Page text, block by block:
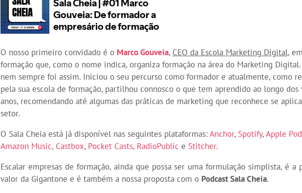
O nosso primeiro convidado é o Marco Gouveia, CEO da Escola Marketing Digital,
formação que, como o nome indica, organiza formação na área do Marketing Digital.
nem sempre foi assim. Iniciou o seu percurso como formador e atualmente, como
pela sua escola de formação, partilhou connosco o que tem aprendido ao longo dos
anos, recomendando até algumas das práticas de marketing que reconhece se
setor.
O Sala Cheia está já disponível nas seguintes plataformas:Anchor, Spotify,Apple
Amazon Music, Castbox, Pocket Casts, RadioPublic e Stitcher.
Escalar empresas de formação, ainda que possa ser uma formulação simplista, é a
valor da Gigantone e é também a nossa proposta com o Podcast Sala Cheia.